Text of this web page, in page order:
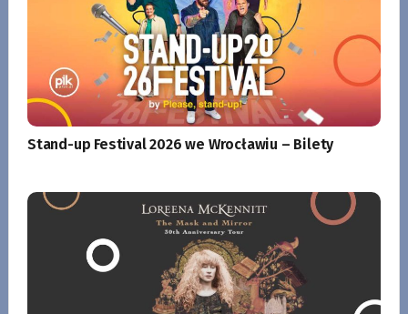
Stand-up Festival 2026 we Wrocławiu – Bilety